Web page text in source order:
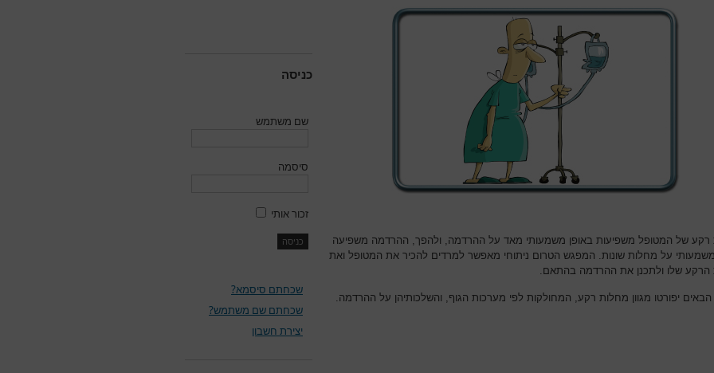
רקע של המטופל משפיעות באופן משמעותי מאד על ההרדמה, ולהפך, ההרדמה משפיעה
משמעותי על מחלות שונות. המפגש הטרום ניתוחי מאפשר למרדים להכיר את המטופל ואת
הרקע שלו ולתכנן את ההרדמה בהתאם.
יפורטו מגוון מחלות רקע, המחולקות לפי מערכות הגוף, והשלכותיהן על ההרדמה.
כניסה
שם משתמש
סיסמה
זכור אותי
שכחתם סיסמא?
שכחתם שם משתמש?
יצירת חשבון